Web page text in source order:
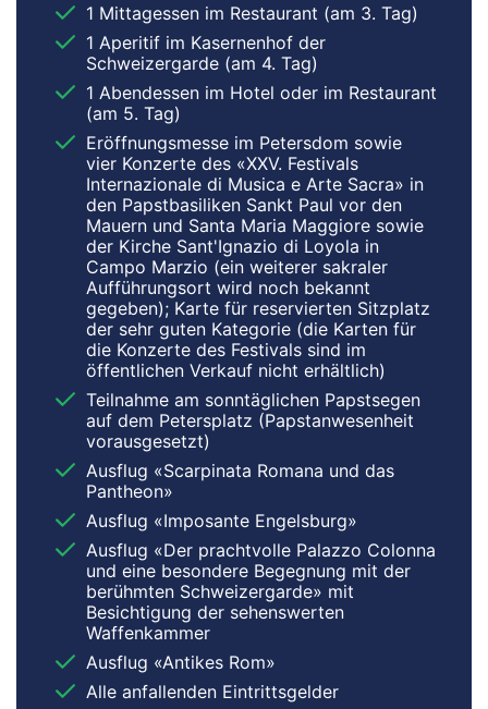
1 Mittagessen im Restaurant (am 3. Tag)
1 Aperitif im Kasernenhof der
Schweizergarde (am 4. Tag)
1 Abendessen im Hotel oder im Restaurant
(am 5. Tag)
Eröffnungsmesse im Petersdom sowie
vier Konzerte des «XXV. Festivals
Internazionale di Musica e Arte Sacra» in
den Papstbasiliken Sankt Paul vor den
Mauern und Santa Maria Maggiore sowie
der Kirche Sant'Ignazio di Loyola in
Campo Marzio (ein weiterer sakraler
Aufführungsort wird noch bekannt
gegeben); Karte für reservierten Sitzplatz
der sehr guten Kategorie (die Karten für
die Konzerte des Festivals sind im
öffentlichen Verkauf nicht erhältlich)
Teilnahme am sonntäglichen Papstsegen
auf dem Petersplatz (Papstanwesenheit
vorausgesetzt)
Ausflug «Scarpinata Romana und das
Pantheon»
Ausflug «Imposante Engelsburg»
Ausflug «Der prachtvolle Palazzo Colonna
und eine besondere Begegnung mit der
berühmten Schweizergarde» mit
Besichtigung der sehenswerten
Waffenkammer
Ausflug «Antikes Rom»
Alle anfallenden Eintrittsgelder